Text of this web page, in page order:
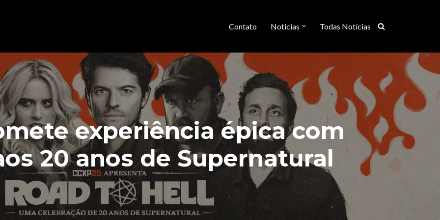
Contato Noticias Todas Notícias
experiência épica com
20 anos de Supernatural